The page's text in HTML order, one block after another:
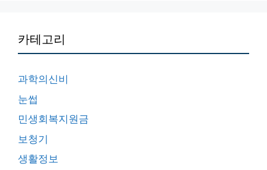
카테고리
과학의신비
눈썹
민생회복지원금
보청기
생활정보